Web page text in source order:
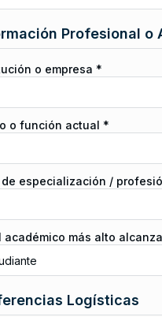
Profesional o
o empresa *
o función actual *
de especialización /
académico más alto
Logísticas